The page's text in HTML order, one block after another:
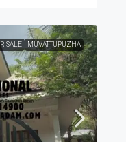
SALE MUVATTUPUZHA